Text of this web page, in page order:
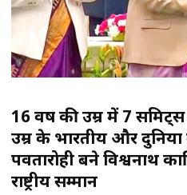
16 वर्ष की उम्र में 7
उम्र के भारतीय और
पर्वतारोही बने विश्वनाथ
राष्ट्रीय सम्मान